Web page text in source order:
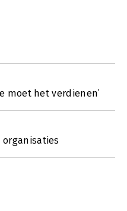
moet het verdienen’
organisaties